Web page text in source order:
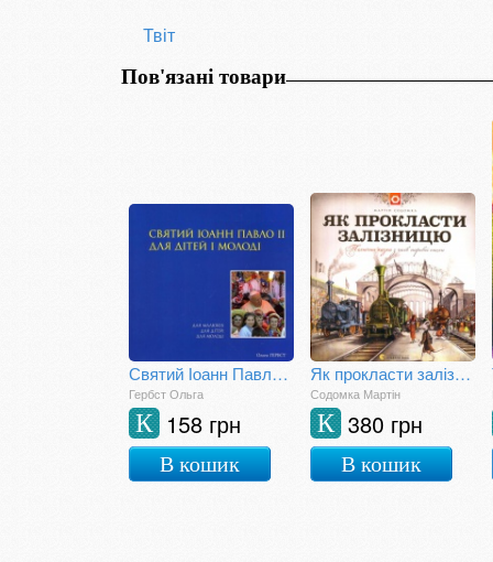
Твіт
Пов'язані товари
Святий Іоанн Павло ІІ для дітей і молоді
Гербст Ольга
158 грн
К
В кошик
Як прокласти залізницю
Содомка Мартін
380 грн
К
В кошик